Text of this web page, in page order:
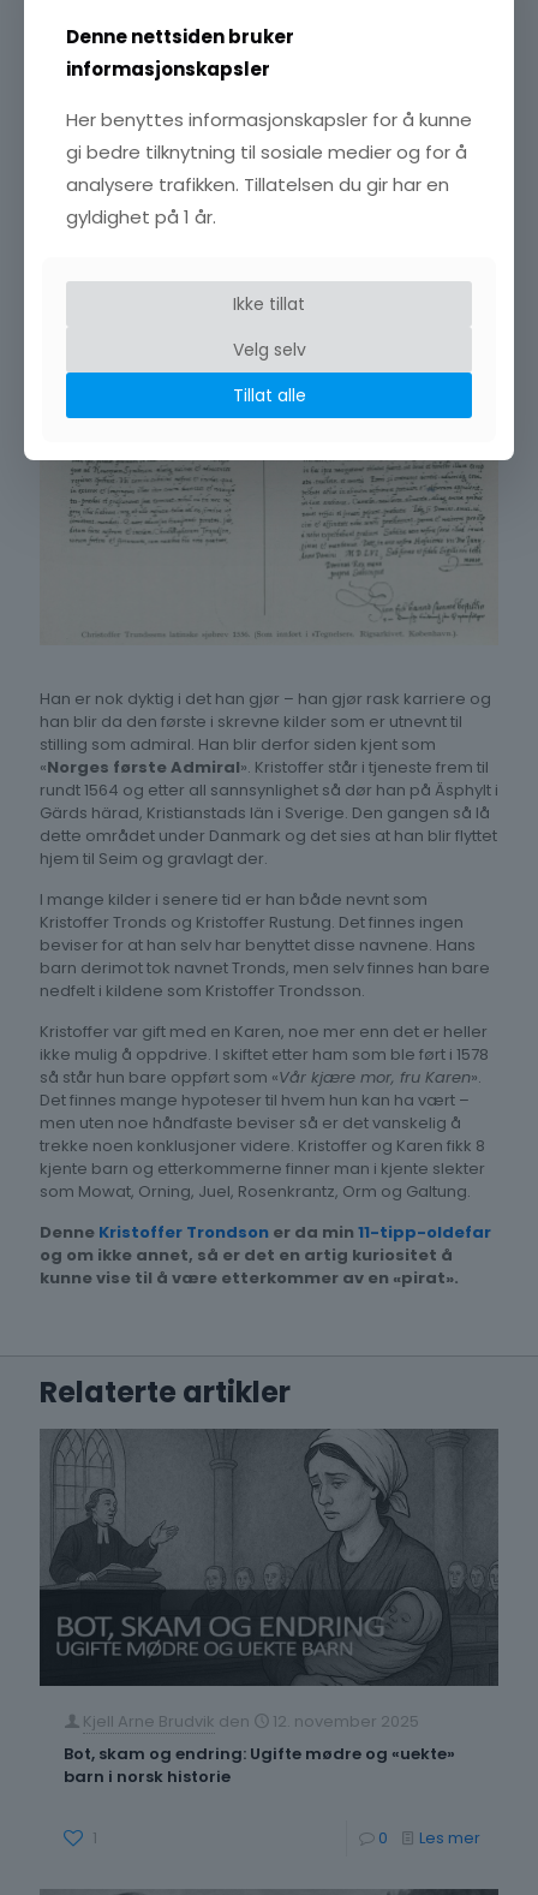
Året etter så er han i Tyskland hosGreve Fredrik «den
fromme» av Pfalz(1515-1576). Der får han utstedt et
kaperbrev datert 12. februar 1538 og han går nå ut i
kaperfart. Dette holder han på med i snaue 4 år når
Reformasjonenherjer i Europa – før han i 1542 søker om
Kongen.
Han er nok dyktig i det han gjør – han gjør rask karriere og
han blir da den første i skrevne kilder som er utnevnt til
stilling som admiral. Han blir derfor siden kjent som
«Norges første Admiral». Kristoffer står i tjeneste frem til
rundt 1564 og etter all sannsynlighet så dør han på Äsphylt i
Gärds härad, Kristianstads län i Sverige. Den gangen så lå
dette området under Danmark og det sies at han blir flyttet
hjem til Seim og gravlagt der.
I mange kilder i senere tid er han både nevnt som
Kristoffer Tronds og Kristoffer Rustung. Det finnes ingen
beviser for at han selv har benyttet disse navnene. Hans
barn derimot tok navnet Tronds, men selv finnes han bare
nedfelt i kildene som Kristoffer Trondsson.
Kristoffer var gift med en Karen, noe mer enn det er heller
ikke mulig å oppdrive. I skiftet etter ham som ble ført i 1578
så står hun bare oppført som «Vår kjære mor, fru Karen».
Det finnes mange hypoteser til hvem hun kan ha vært –
men uten noe håndfaste beviser så er det vanskelig å
trekke noen konklusjoner videre. Kristoffer og Karen fikk 8
kjente barn og etterkommerne finner man i kjente slekter
som Mowat, Orning, Juel, Rosenkrantz, Orm og Galtung.
Denne Kristoffer Trondson er da min 11-tipp-oldefar
og om ikke annet, så er det en artig kuriositet å
kunne vise til å være etterkommer av en «pirat».
Relaterte artikler
Kjell Arne Brudvik den
12. november 2025
Bot, skam og endring: Ugifte mødre og «uekte»
barn i norsk historie
1 0 Les mer-
Denne nettsiden bruker
informasjonskapsler
Her benyttes informasjonskapsler for å kunne
gi bedre tilknytning til sosiale medier og for å
analysere trafikken. Tillatelsen du gir har en
gyldighet på 1 år.
Ikke tillat
Velg selv
Tillat alle